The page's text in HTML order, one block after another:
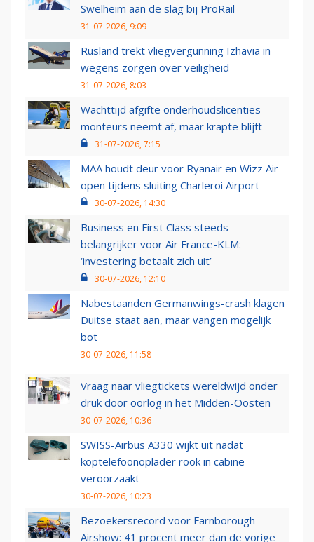
Swelheim aan de slag bij ProRail
31-07-2026, 9:09
Rusland trekt vliegvergunning Izhavia in
wegens zorgen over veiligheid
31-07-2026, 8:03
Wachttijd afgifte onderhoudslicenties
monteurs neemt af, maar krapte blijft
31-07-2026, 7:15
MAA houdt deur voor Ryanair en Wizz Air
open tijdens sluiting Charleroi Airport
30-07-2026, 14:30
Business en First Class steeds
belangrijker voor Air France-KLM:
‘investering betaalt zich uit’
30-07-2026, 12:10
Nabestaanden Germanwings-crash klagen
Duitse staat aan, maar vangen mogelijk
bot
30-07-2026, 11:58
Vraag naar vliegtickets wereldwijd onder
druk door oorlog in het Midden-Oosten
30-07-2026, 10:36
SWISS-Airbus A330 wijkt uit nadat
koptelefoonoplader rook in cabine
veroorzaakt
30-07-2026, 10:23
Bezoekersrecord voor Farnborough
Airshow: 41 procent meer dan de vorige